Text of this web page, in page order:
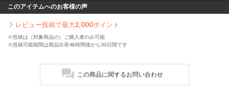
このアイテムへのお客様の声
レビュー投稿で最大2,000ポイント
※投稿は（対象商品の）ご購入者のみ可能
※投稿可能期間は商品出荷48時間後から30日間です
この商品に関するお問い合わせ